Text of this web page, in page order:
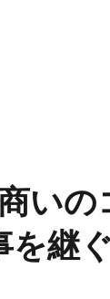
商い
を​継